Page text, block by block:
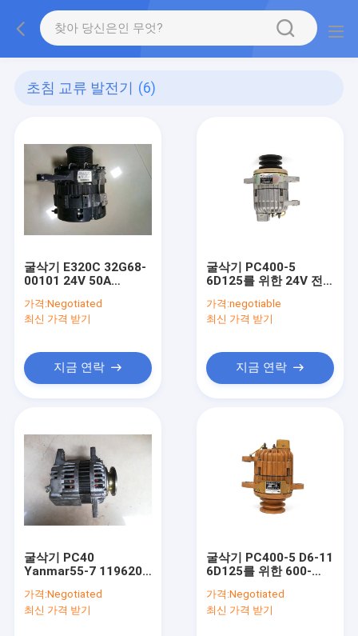
초침 교류 발전기 (6)
굴삭기 E320C 32G68-
00101 24V 50A
미츠비시 2번째 손 교류
발전기
가격:Negotiated
최신 가격 받기
지금 연락
굴삭기 PC400-5
6D125를 위한 24V 전
600-821-3571
가격:negotiable
최신 가격 받기
지금 연락
굴삭기 PC40
Yanmar55-7 119620-
4TNE88 초침 교류 발전
기 12V 55A
가격:Negotiated
최신 가격 받기
굴삭기 PC400-5 D6-11
6D125를 위한 600-
발전기 24V 13A
가격:Negotiated
최신 가격 받기